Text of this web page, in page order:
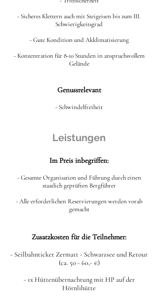
- Sicheres Klettern auch mit Steigeisen bis zum III.
Schwierigkeitsgrad
- Gute Kondition und Akklimatisierung
- Konzentration für 8-10 Stunden in anspruchsvollem
Gelände
Genussrelevant
- Schwindelfreiheit
Leistungen
Im Preis inbegriffen:
- Gesamte Organisation und Führung durch einen
staatlich geprüften Bergführer
- Alle erforderlichen Reservierungen werden vorab
gemacht
Zusatzkosten für die Teilnehmer:
- Seilbahnticket Zermatt - Schwarzsee und Retour
(ca. 50 - 60,- €)
- 1x Hüttenübernachtung mit HP auf der
Hörnlihütte